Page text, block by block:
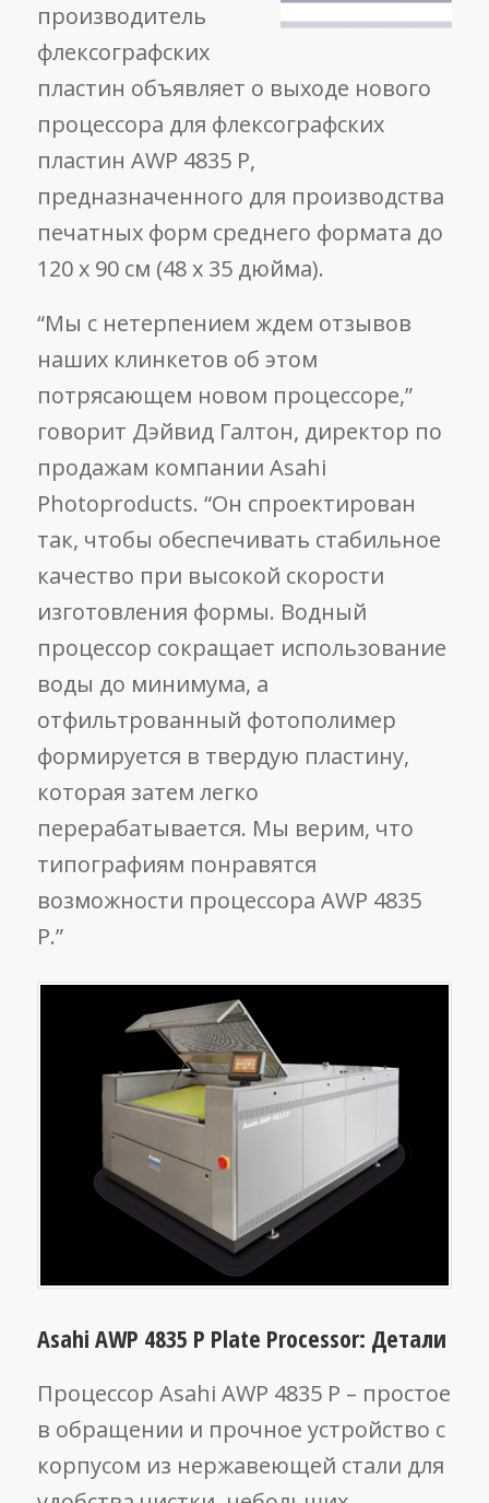
производитель
флексографских
пластин объявляет о выходе нового
процессора для флексографских
пластин AWP 4835 P,
предназначенного для производства
печатных форм среднего формата до
120 x 90 см (48 x 35 дюйма).
“Мы с нетерпением ждем отзывов
наших клинкетов об этом
потрясающем новом процессоре,”
говорит Дэйвид Галтон, директор по
продажам компании Asahi
Photoproducts. “Он спроектирован
так, чтобы обеспечивать стабильное
качество при высокой скорости
изготовления формы. Водный
процессор сокращает использование
воды до минимума, а
отфильтрованный фотополимер
формируется в твердую пластину,
которая затем легко
перерабатывается. Мы верим, что
типографиям понравятся
возможности процессора AWP 4835
P.”
Asahi AWP 4835 P Plate Processor: Детали
Процессор Asahi AWP 4835 P – простое
в обращении и прочное устройство с
корпусом из нержавеющей стали для